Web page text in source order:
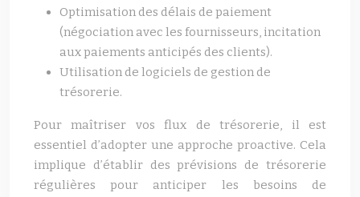
Optimisation des délais de paiement
(négociation avec les fournisseurs, incitation
aux paiements anticipés des clients).
Utilisation de logiciels de gestion de
trésorerie.
Pour maîtriser vos flux de trésorerie, il est
essentiel d’adopter une approche proactive. Cela
implique d’établir des prévisions de trésorerie
régulières pour anticiper les besoins de